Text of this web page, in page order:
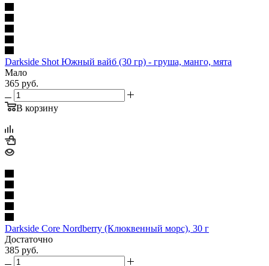
Darkside Shot Южный вайб (30 гр) - груша, манго, мята
Мало
365 руб.
В корзину
Darkside Core Nordberry (Клюквенный морс), 30 г
Достаточно
385 руб.